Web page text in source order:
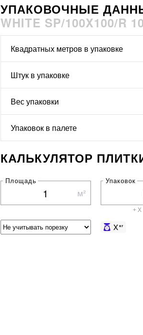
УПАКОВОЧНЫЕ
WHITE SP/100X100/R
Квадратных метров в упаковке
Штук в упаковке
Вес упаковки
Упаковок в палете
КАЛЬКУЛЯТОР
Площадь
м²
Упаковок
+ X
Xкг